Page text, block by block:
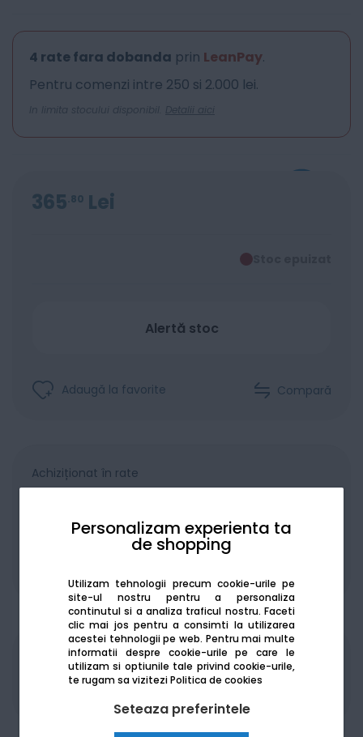
Personalizam experienta ta
de shopping
Utilizam tehnologii precum cookie-urile pe
site-ul nostru pentru a personaliza
continutul si a analiza traficul nostru. Faceti
clic mai jos pentru a consimti la utilizarea
acestei tehnologii pe web. Pentru mai multe
informatii despre cookie-urile pe care le
utilizam si optiunile tale privind cookie-urile,
te rugam sa viziteziPolitica de cookies
Seteaza preferintele
4 rate fara dobanda prin LeanPay.
Pentru comenzi intre 250 si 2.000 lei.
In limita stocului disponibil. Detalii aici
365 80 Lei
Alertă stoc
Adaugă la favorite Compară
Achiziționat în rate
Produsele sunt disponibile pe platforma de
achizitii publiceSEAP/SICAP